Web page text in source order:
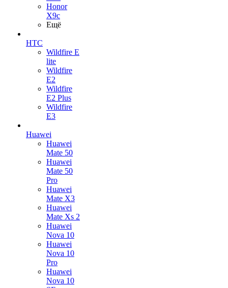
Honor
X9c
Ещё
HTC
Wildfire E
lite
Wildfire
E2
Wildfire
E2 Plus
Wildfire
E3
Huawei
Huawei
Mate 50
Huawei
Mate 50
Pro
Huawei
Mate X3
Huawei
Mate Xs 2
Huawei
Nova 10
Huawei
Nova 10
Pro
Huawei
Nova 10